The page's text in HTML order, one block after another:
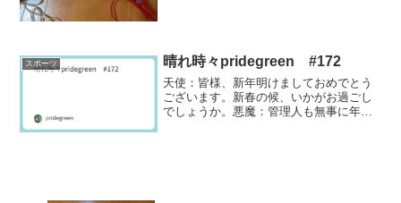
スポーツ 晴れ時々pridegreen #172
天使：皆様、新年明けましておめでとう
ございます。新春の候、いかがお過ごし
でしょうか。悪魔：管理人も無事に年を